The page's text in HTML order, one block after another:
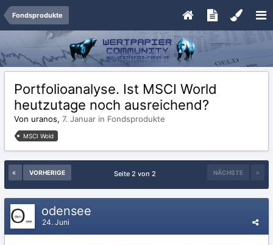
Fondsprodukte
Portfolioanalyse. Ist MSCI World
heutzutage noch ausreichend?
Von uranos, 7. Januar in Fondsprodukte
MSCI Wold
VORHERIGE NÄCHSTE
Seite 2 von 2
odensee
24. Juni